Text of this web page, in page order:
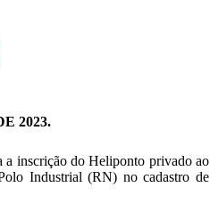
2023.
a inscrição do Heliponto privado ao
Industrial (RN) no cadastro de